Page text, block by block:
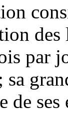
des
par
sa
de ses